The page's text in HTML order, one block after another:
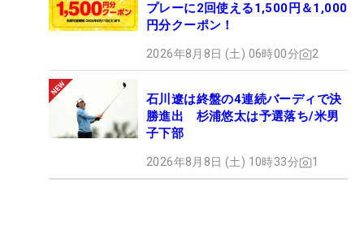
プレーに2回使える1,500円＆1,000
円分クーポン！
2026年8月8日 (土) 06時00分 2
石川遼は終盤の4連続バーディで決
勝進出 杉浦悠太は予選落ち/米男
子下部
2026年8月8日 (土) 10時33分 1